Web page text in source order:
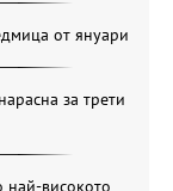
от януари
за трети
най-високото